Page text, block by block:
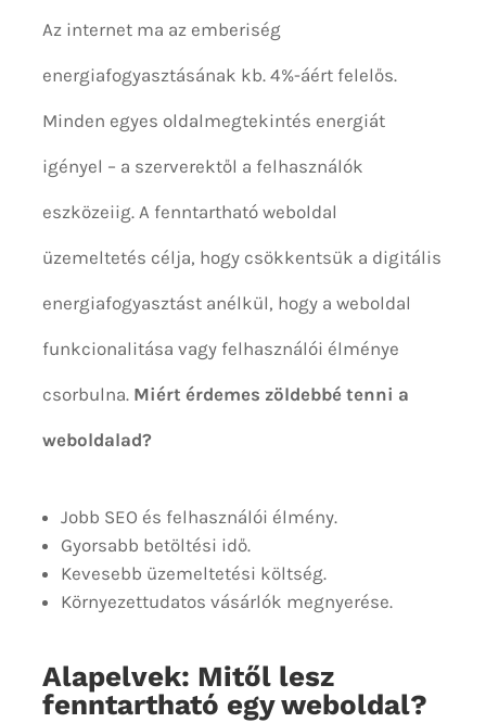
Az internet ma az emberiség
energiafogyasztásának kb. 4%-áért felelős.
Minden egyes oldalmegtekintés energiát
igényel – a szerverektől a felhasználók
eszközeiig. A fenntartható weboldal
üzemeltetés célja, hogy csökkentsük a digitális
energiafogyasztást anélkül, hogy a weboldal
funkcionalitása vagy felhasználói élménye
csorbulna. Miért érdemes zöldebbé tenni a
weboldalad?
Jobb SEO és felhasználói élmény.
Gyorsabb betöltési idő.
Kevesebb üzemeltetési költség.
Környezettudatos vásárlók megnyerése.
Alapelvek: Mitől lesz
fenntartható egy weboldal?